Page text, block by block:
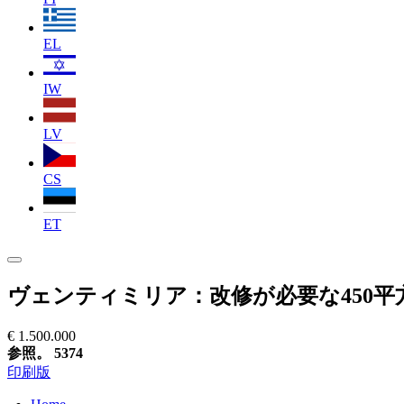
EL
IW
LV
CS
ET
ヴェンティミリア：改修が必要な450
€ 1.500.000
参照。 5374
印刷版